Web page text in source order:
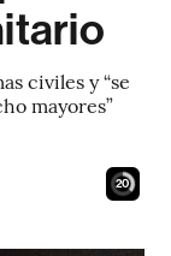
civiles y “se
mayores”
19